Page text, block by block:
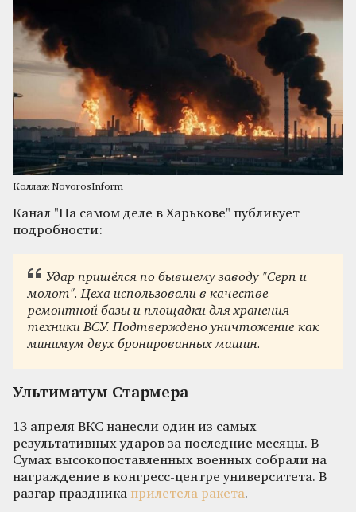
Коллаж NovorosInform
Канал "На самом деле в Харькове" публикует
подробности:
Удар пришёлся по бывшему заводу "Серп и
молот". Цеха использовали в качестве
ремонтной базы и площадки для хранения
техники ВСУ. Подтверждено уничтожение как
минимум двух бронированных машин.
Ультиматум Стармера
13 апреля ВКС нанесли один из самых
результативных ударов за последние месяцы. В
Сумах высокопоставленных военных собрали на
награждение в конгресс-центре университета. В
разгар праздника прилетела ракета.